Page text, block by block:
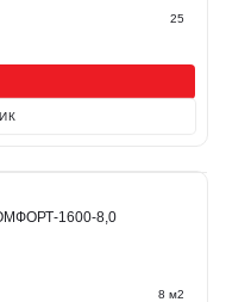
25
1600-8,0
8 м2